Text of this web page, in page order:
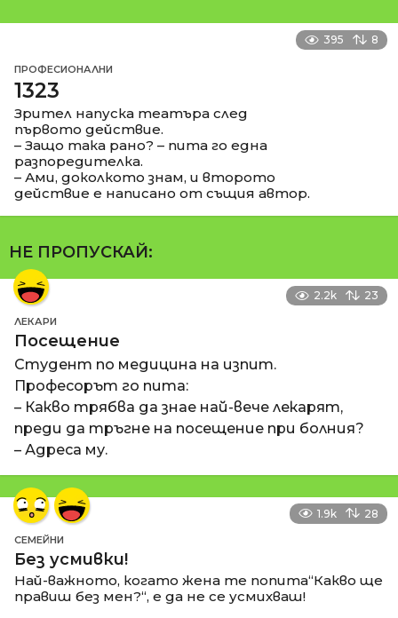
395 8
ПРОФЕСИОНАЛНИ
1323
Зрител напуска театъра след
първото действие.
– Защо така рано? – пита го една
разпоредителка.
– Ами, доколкото знам, и второто
действие е написано от същия автор.
НЕ ПРОПУСКАЙ:
2.2k 23
ЛЕКАРИ
Посещение
Студент по медицина на изпит.
Професорът го пита:
– Какво трябва да знае най-вече лекарят,
преди да тръгне на посещение при болния?
– Адреса му.
1.9k 28
СЕМЕЙНИ
Без усмивки!
Най-важното, когато жена те попита“Какво ще
правиш без мен?“, е да не се усмихваш!